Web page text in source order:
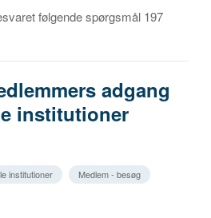
følgende spørgsmål 197
adgang
institutioner
institutioner
Medlem - besøg